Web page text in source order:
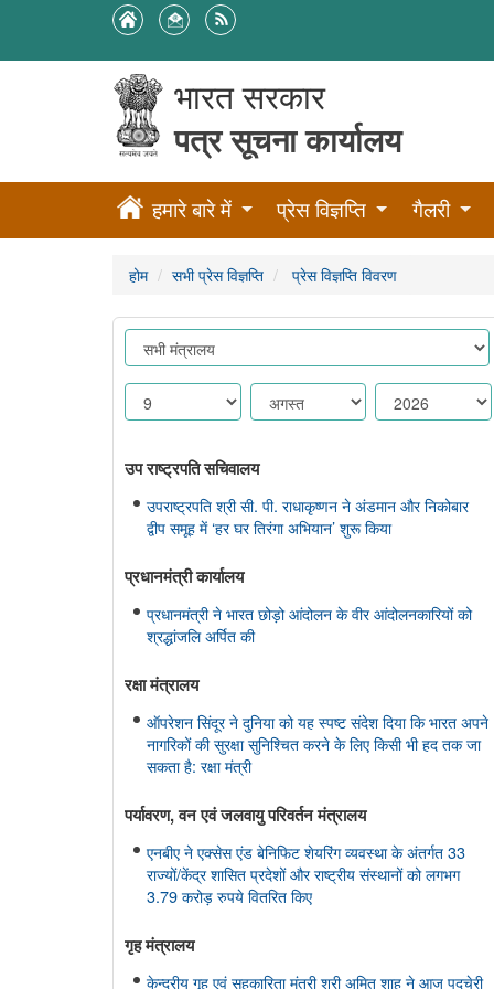
भारत सरकार
पत्र सूचना कार्यालय
हमारे बारे में प्रेस विज्ञप्ति गैलरी
होम सभी प्रेस विज्ञप्ति प्रेस विज्ञप्ति विवरण
उप राष्ट्रपति सचिवालय
उपराष्ट्रपति श्री सी. पी. राधाकृष्णन ने अंडमान और निकोबार
द्वीप समूह में ‘हर घर तिरंगा अभियान’ शुरू किया
प्रधानमंत्री कार्यालय
प्रधानमंत्री ने भारत छोड़ो आंदोलन के वीर आंदोलनकारियों को
श्रद्धांजलि अर्पित की
रक्षा मंत्रालय
ऑपरेशन सिंदूर ने दुनिया को यह स्पष्ट संदेश दिया कि भारत अपने
नागरिकों की सुरक्षा सुनिश्चित करने के लिए किसी भी हद तक जा
सकता है: रक्षा मंत्री
पर्यावरण, वन एवं जलवायु परिवर्तन मंत्रालय
एनबीए ने एक्सेस एंड बेनिफिट शेयरिंग व्यवस्था के अंतर्गत 33
राज्यों/केंद्र शासित प्रदेशों और राष्ट्रीय संस्थानों को लगभग
3.79 करोड़ रुपये वितरित किए
गृह मंत्रालय
केन्द्रीय गृह एवं सहकारिता मंत्री श्री अमित शाह ने आज पुदुचेरी